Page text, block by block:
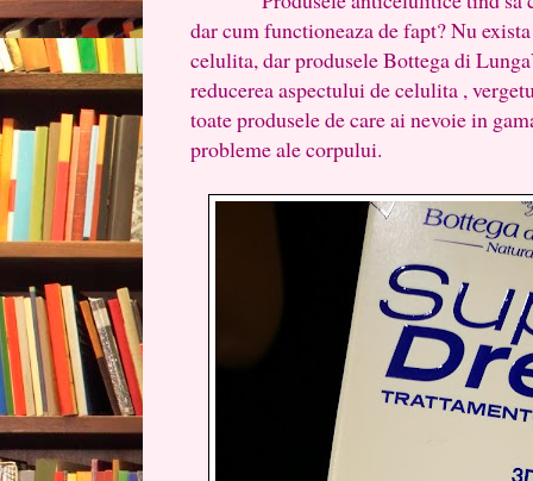
dar cum functioneaza de fapt? Nu
celulita, dar produsele Bottega di
reducerea aspectului de celulita ,
toate produsele de care ai nevoie in
probleme ale corpului.